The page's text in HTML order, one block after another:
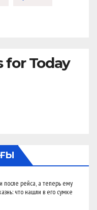
for Today
после рейса, а теперь ему
что нашли в его сумке